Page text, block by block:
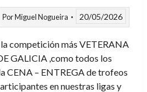
PorMiguel Nogueira 20/05/2026
competición más VETERANA
GALICIA ,como todos los
CENA – ENTREGA de trofeos
en nuestras ligas y